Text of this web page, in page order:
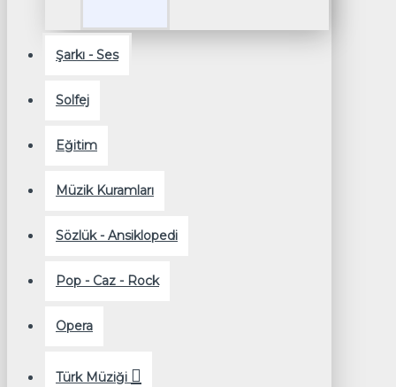
Şarkı - Ses
Solfej
Eğitim
Müzik Kuramları
Sözlük - Ansiklopedi
Pop - Caz - Rock
Opera
Türk Müziği